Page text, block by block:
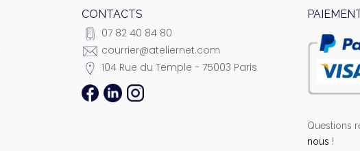
CONTACTS
07 82 40 84 80
courrier@ateliernet.com
104 Rue du Temple - 75003 Paris
Questions
nous !